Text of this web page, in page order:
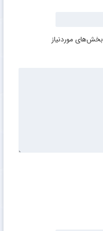
بخش‌های موردنیاز